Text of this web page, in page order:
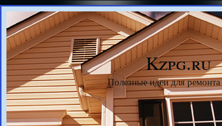
Kzpg.ru
Полезные идеи для